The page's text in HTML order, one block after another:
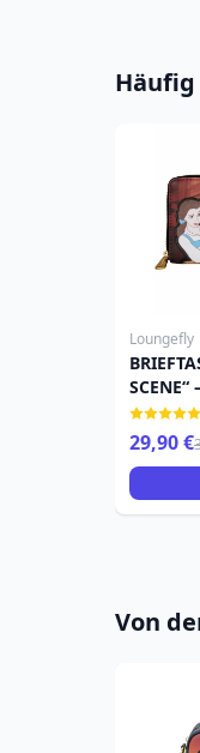
Loungefly
SCENE“
29,90 €
Von